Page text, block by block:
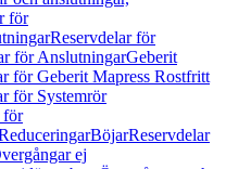
för
Reservdelar för
för AnslutningarGeberit
för Geberit Mapress Rostfritt
för Systemrör
för
BöjarReservdelar
ej